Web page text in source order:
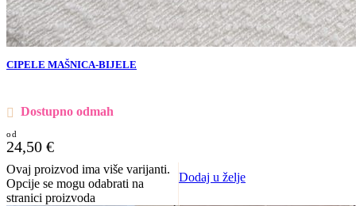
CIPELE MAŠNICA-BIJELE
Dostupno odmah
24,50 €
Ovaj proizvod ima više varijanti.
Opcije se mogu odabrati na
stranici proizvoda
Dodaj u želje